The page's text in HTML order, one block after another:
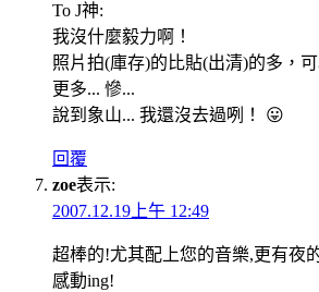
To J神:
我沒什麼毅力啊！
照片拍(庫存)的比貼(出清)的多，
更多... 慘...
說到象山... 我還沒去過咧！ 😛
回覆
zoe表示:
2007.12.19上午 12:49
超棒的!尤其配上您的音樂,更有夜
感動ing!